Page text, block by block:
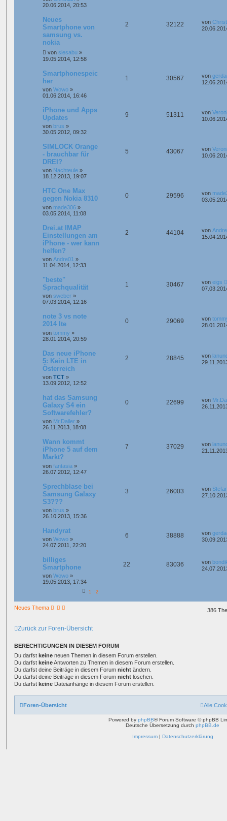
20.06.2014, 20:53
Neues
Smartphone von
samsung vs.
nokia
von siesabu »
19.05.2014, 12:58
2 32122 von
Smartphonespeic
her
von Wowo »
01.06.2014, 16:46
1 30567 von
iPhone und Apps
Updates
von brus »
30.05.2012, 09:32
9 51311 von
SIMLOCK Orange
- brauchbar für
DREI?
von Nachteule »
18.12.2013, 19:07
5 43067 von
HTC One Max
gegen Nokia 8310
von made306 »
03.05.2014, 11:08
0 29596 von
Drei.at IMAP
Einstellungen am
iPhone - wer kann
helfen?
von Andre01 »
11.04.2014, 12:33
2 44104 von
"beste"
Sprachqualität
von sweber »
07.03.2014, 12:16
1 30467 von eigs
note 3 vs note
2014 lte
von tommy »
28.01.2014, 20:59
0 29069 von
Das neue iPhone
5: Kein LTE in
Österreich
von TCT »
13.09.2012, 12:52
2 28845 von
hat das Samsung
Galaxy S4 ein
Softwarefehler?
von Mr.Dailer »
26.11.2013, 18:08
0 22699 von
Wann kommt
iPhone 5 auf dem
Markt?
von fantasia »
26.07.2012, 12:47
7 37029 von
Sprechblase bei
Samsung Galaxy
S3???
von brus »
26.10.2013, 15:36
3 26003 von
Handyrat
von Wowo »
24.07.2011, 22:20
6 38888 von
billiges
Smartphone
von Wowo »
19.05.2013, 17:34
1 2
22 83036 von
Neues Thema 386
Zurück zur Foren-Übersicht
BERECHTIGUNGEN IN DIESEM FORUM
Du darfst keine neuen Themen in diesem Forum erstellen.
Du darfst keineAntworten zu Themen in diesem Forum erstellen.
Du darfst deine Beiträge in diesem Forum nicht ändern.
Du darfst deine Beiträge in diesem Forum nicht löschen.
Du darfst keine Dateianhänge in diesem Forum erstellen.
Foren-Übersicht Alle
Powered by phpBB® Forum Software © phpBB
Deutsche Übersetzung durch phpBB.de
Impressum| Datenschutzerklärung